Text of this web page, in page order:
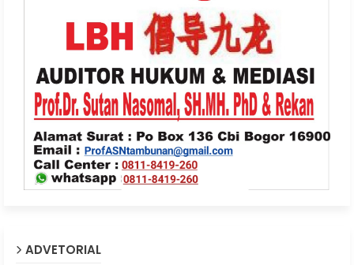
ADVETORIAL